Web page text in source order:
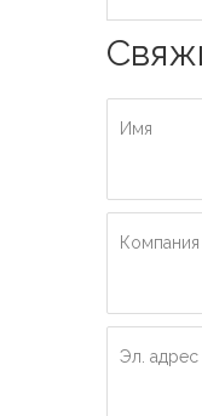
Имя
Компания
Эл. адрес